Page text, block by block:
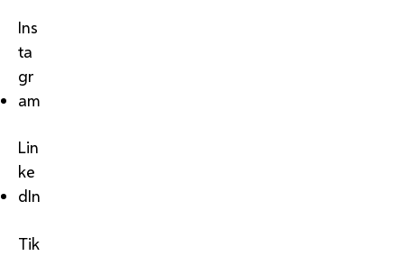
Ins
ta
gr
am
Lin
ke
dIn
Tik